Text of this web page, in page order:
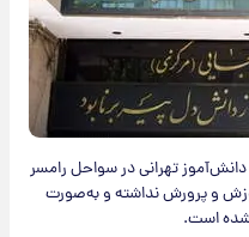
آموزش و پرورش با اشاره به جان‌باختن ۳ دانش‌آموز تهرانی در سواحل رامسر
و پرورش نداشته و به‌صورت
شده است.